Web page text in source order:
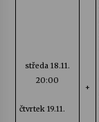
středa 18.11.
20:00
čtvrtek 19.11.
+